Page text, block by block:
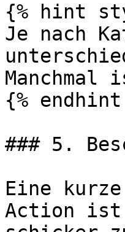
{% hint
Je nach
Manchmal
{% endhint
### 5.
Eine
Action ist